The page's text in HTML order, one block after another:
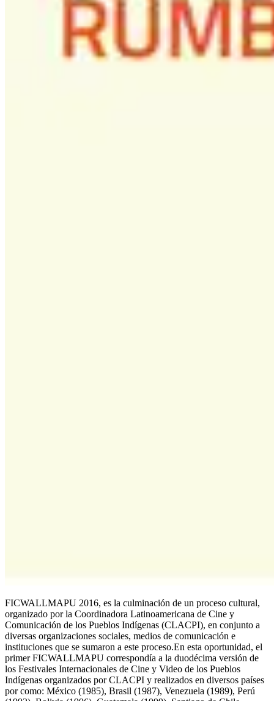
FICWALLMAPU 2016, es la culminación de un proceso cultural,
organizado por la Coordinadora Latinoamericana de Cine y
Comunicación de los Pueblos Indígenas (CLACPI), en conjunto a
diversas organizaciones sociales, medios de comunicación e
instituciones que se sumaron a este proceso.En esta oportunidad, el
primer FICWALLMAPU correspondía a la duodécima versión de
los Festivales Internacionales de Cine y Video de los Pueblos
Indígenas organizados por CLACPI y realizados en diversos países
por como: México (1985), Brasil (1987), Venezuela (1989), Perú